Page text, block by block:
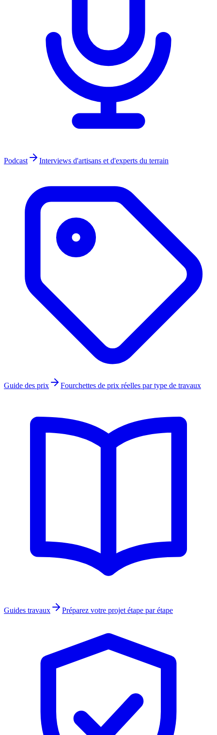
Podcast Interviews d'artisans et d'experts du terrain
Guide des prix Fourchettes de prix réelles par type de travaux
Guides travaux Préparez votre projet étape par étape